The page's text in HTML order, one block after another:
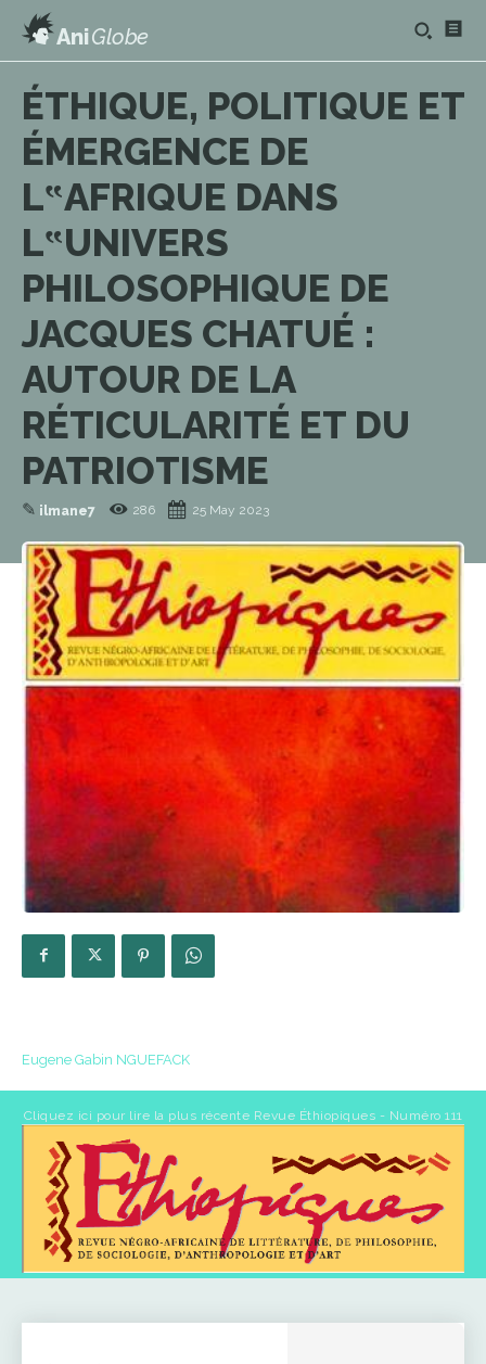
AniGlobe
ÉTHIQUE, POLITIQUE ET
ÉMERGENCE DE
L‟AFRIQUE DANS
L‟UNIVERS
PHILOSOPHIQUE DE
JACQUES CHATUÉ :
AUTOUR DE LA
RÉTICULARITÉ ET DU
PATRIOTISME
✎ ilmane7 286 25 May 2023
Eugene Gabin NGUEFACK
Cliquez ici pour lire la plus récente Revue Éthiopiques - Numéro 111